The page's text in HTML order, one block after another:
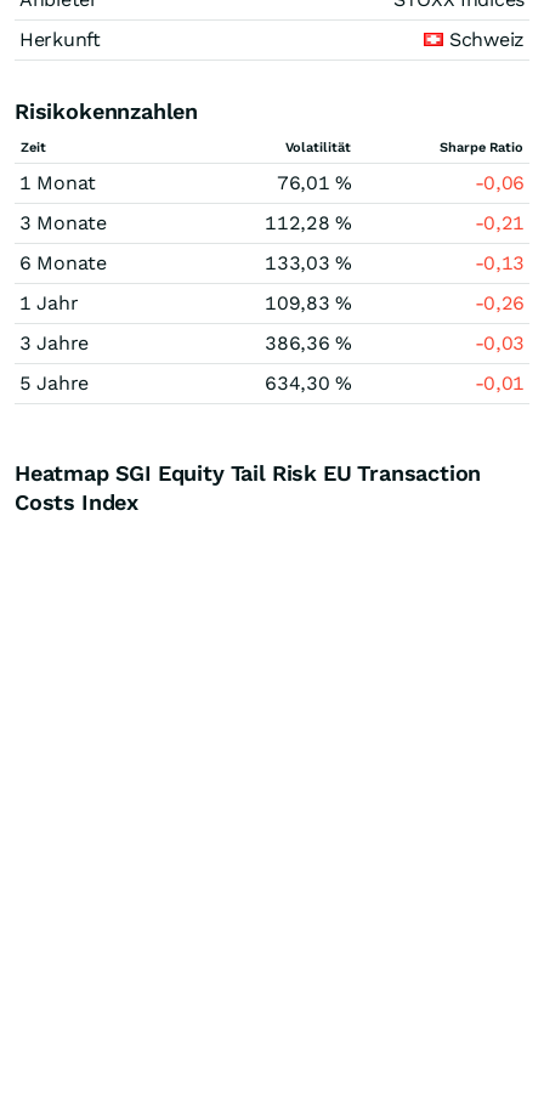
Herkunft
Schweiz
Risikokennzahlen
Zeit Volatilität Sharpe Ratio
1 Monat 76,01 %
-0,06
3 Monate
112,28 %
-0,21
6 Monate
133,03 %
-0,13
1 Jahr
109,83 %
-0,26
3 Jahre
386,36 %
-0,03
5 Jahre
634,30 % -0,01
Heatmap SGI Equity Tail Risk EU Transaction
Costs Index